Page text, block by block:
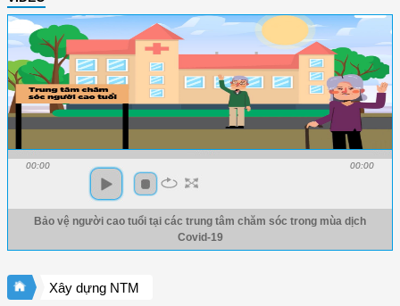
00:00 00:00
Bảo vệ người cao tuổi tại các trung tâm chăm sóc trong mùa dịch
Covid-19
Xây dựng NTM